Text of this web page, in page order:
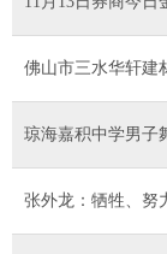
佛山市三水华轩建
琼海嘉积中学男子
张外龙：牺牲、努